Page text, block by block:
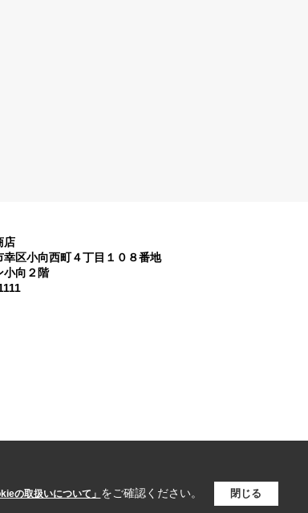
店
幸区小向西町４丁目１０８番地
小向２階
の取扱いについて」 をご確認ください。 閉じる